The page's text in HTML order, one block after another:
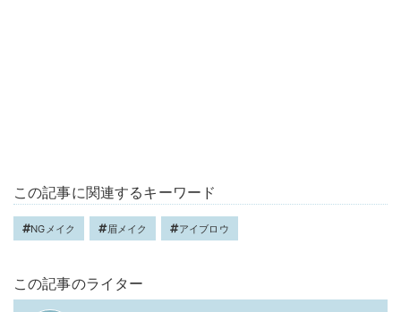
この記事に関連するキーワード
NGメイク 眉メイク アイブロウ
この記事のライター